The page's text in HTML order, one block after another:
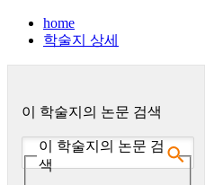
home
학술지 상세
이 학술지의 논문 검색
이 학술지의 논문 검
색